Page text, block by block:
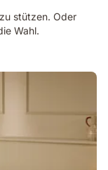
stützen. Oder
Wahl.